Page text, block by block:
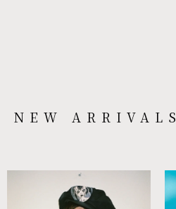
NEW ARRIVALS